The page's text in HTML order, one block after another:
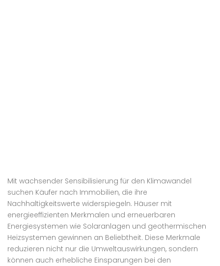
Mit wachsender Sensibilisierung für den Klimawandel
suchen Käufer nach Immobilien, die ihre
Nachhaltigkeitswerte widerspiegeln. Häuser mit
energieeffizienten Merkmalen und erneuerbaren
Energiesystemen wie Solaranlagen und geothermischen
Heizsystemen gewinnen an Beliebtheit. Diese Merkmale
reduzieren nicht nur die Umweltauswirkungen, sondern
können auch erhebliche Einsparungen bei den